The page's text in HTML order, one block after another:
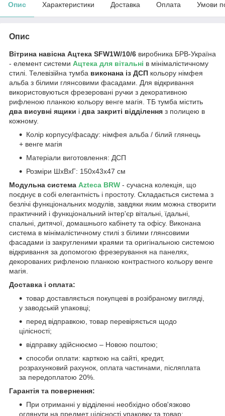
Опис Характеристики Доставка Оплата Умови
Опис
Вітрина навісна Ацтека SFW1W/10/6 виробника БРВ-Україна
- елемент системи Ацтека для вітальні в мінімалістичному
стилі. Телевізійна тумба виконана із ДСП кольору німфея
альба з білими глянсовими фасадами. Для відкривання
використовуються фрезеровані ручки з декоративною
рифленою планкою кольору венге магія. ТБ тумба містить
два висувні ящики і два закриті відділення з полицею в
кожному.
Колір корпусу/фасаду: німфея альба / білий глянець
+ венге магія
Матеріали виготовлення: ДСП
Розміри ШхВхГ: 150х43х47 см
Модульна система Azteca BRW - сучасна колекція, що
поєднує в собі елегантність і простоту. Складається система з
безлічі функціональних модулів, завдяки яким можна створити
практичний і функціональний інтер'єр вітальні, їдальні,
спальні, дитячої, домашнього кабінету та офісу. Виконана
система в мінімалістичному стилі з білими глянсовими
фасадами із закругленими краями та оригінальною системою
відкривання за допомогою фрезерування на панелях,
декорованих рифленою планкою контрастного кольору венге
магія.
Доставка і оплата:
товар доставляється покупцеві в розібраному вигляді,
у заводській упаковці;
перед відправкою, товар перевіряється щодо
цілісності;
відправку здійснюємо – Новою поштою;
cпособи оплати: карткою на сайті, кредит,
розрахунковий рахунок, оплата частинами, післяплата
за передоплатою 20%.
Гарантія та повернення:
При отриманні у відділенні необхідно обов'язково
оглянути на предмет цілісності упаковку та товар;